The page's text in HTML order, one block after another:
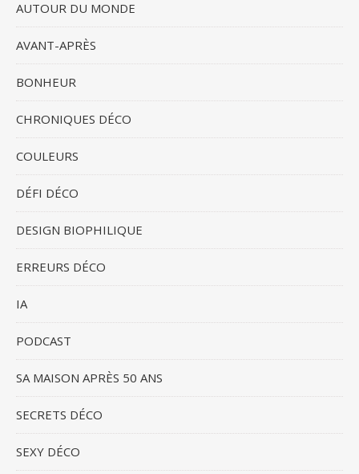
AUTOUR DU MONDE
AVANT-APRÈS
BONHEUR
CHRONIQUES DÉCO
COULEURS
DÉFI DÉCO
DESIGN BIOPHILIQUE
ERREURS DÉCO
IA
PODCAST
SA MAISON APRÈS 50 ANS
SECRETS DÉCO
SEXY DÉCO